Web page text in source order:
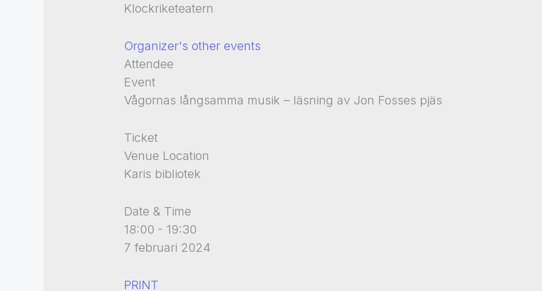
Klockriketeatern
Organizer's other events
Attendee
Event
Vågornas långsamma musik – läsning av Jon Fosses pjäs
Ticket
Venue Location
Karis bibliotek
Date & Time
18:00 - 19:30
7 februari 2024
PRINT